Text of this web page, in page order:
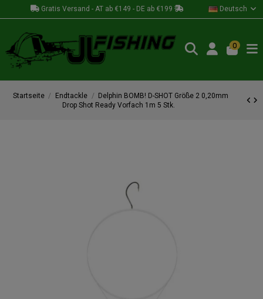
Gratis Versand - AT ab €149 - DE ab €199 Deutsch
0
Startseite Endtackle
Delphin BOMB! D-SHOT Größe 2 0,20mm
Drop Shot Ready Vorfach 1m 5 Stk.